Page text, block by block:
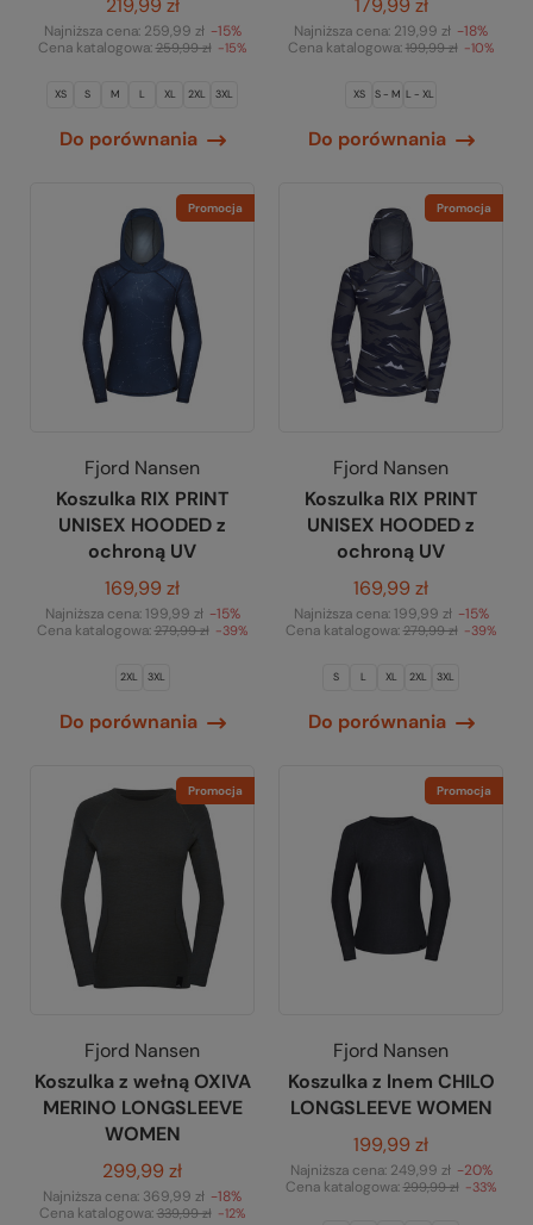
219,99 zł
Najniższa cena: 259,99 zł -15%
Cena katalogowa:259,99 zł -15%
XS S M L XL 2XL 3XL
Do porównania
179,99 zł
Najniższa cena: 219,99 zł -18%
Cena katalogowa:199,99 zł -10%
XS S - M L - XL
Do porównania
Promocja
Fjord Nansen
Koszulka RIX PRINT
UNISEX HOODED z
ochroną UV
169,99 zł
Najniższa cena:199,99 zł -15%
Cena katalogowa:279,99 zł -39%
2XL 3XL
Do porównania
Promocja
Fjord Nansen
Koszulka RIX PRINT
UNISEX HOODED z
ochroną UV
169,99 zł
Najniższa cena:199,99 zł -15%
Cena katalogowa:279,99 zł -39%
S L XL 2XL 3XL
Do porównania
Promocja
Fjord Nansen
Koszulka z wełną OXIVA
MERINO LONGSLEEVE
WOMEN
299,99 zł
Najniższa cena: 369,99 zł -18%
Cena katalogowa:339,99 zł -12%
Promocja
Fjord Nansen
Koszulka z lnem CHILO
LONGSLEEVE WOMEN
199,99 zł
Najniższa cena: 249,99 zł -20%
Cena katalogowa:299,99 zł -33%